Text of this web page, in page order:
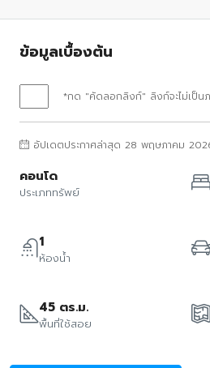
ข้อมูลเบื้องต้น
*กด "คัดลอกลิงก์" ลิงก์จะไม่เป็นภ
อัปเดตประกาศล่าสุด 28 พฤษภาคม
คอนโด
ประเภททรัพย์
1
ห้องน้ำ
45 ตร.ม.
พื้นที่ใช้สอย